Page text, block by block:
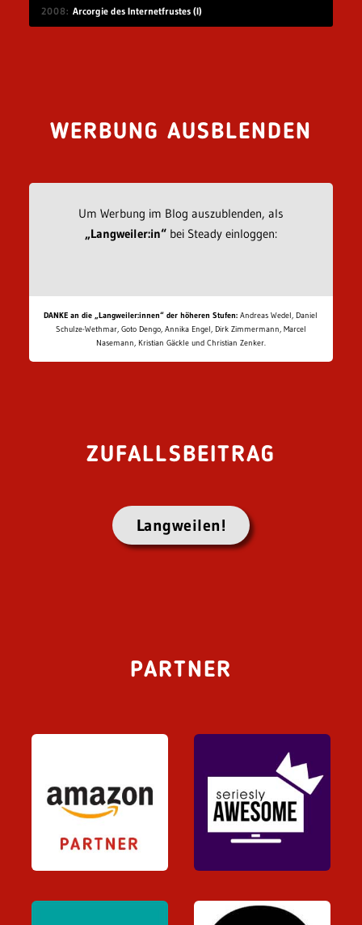
2008 Arcorgie des Internetfrustes (I)
WERBUNG AUSBLENDEN
Um Werbung im Blog auszublenden, als
„Langweiler:in“bei Steady einloggen:
DANKE an die „Langweiler:innen“ der höheren Stufen: Andreas Wedel, Daniel
Schulze-Wethmar, Goto Dengo, Annika Engel, Dirk Zimmermann, Marcel
Nasemann, Kristian Gäckle und Christian Zenker.
ZUFALLSBEITRAG
Langweilen!
PARTNER